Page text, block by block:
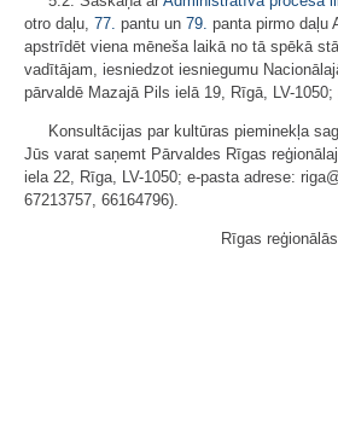
otro daļu, 77. pantu un 79. panta pirmo daļu
apstrīdēt viena mēneša laikā no tā spēkā
vadītājam, iesniedzot iesniegumu
pārvaldē Mazajā Pils ielā 19, Rīgā, LV-
Konsultācijas par kultūras pieminekļa
Jūs varat saņemt Pārvaldes Rīgas
iela 22, Rīga, LV-1050; e-pasta adrese:
67213757, 66164796).
Rīgas